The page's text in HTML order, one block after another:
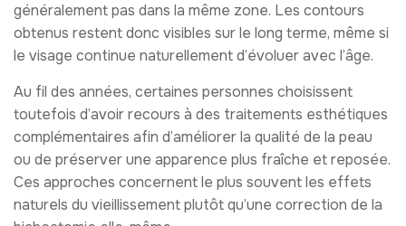
généralement pas dans la même zone. Les contours
obtenus restent donc visibles sur le long terme, même si
le visage continue naturellement d’évoluer avec l’âge.
Au fil des années, certaines personnes choisissent
toutefois d’avoir recours à des traitements esthétiques
complémentaires afin d’améliorer la qualité de la peau
ou de préserver une apparence plus fraîche et reposée.
Ces approches concernent le plus souvent les effets
naturels du vieillissement plutôt qu’une correction de la